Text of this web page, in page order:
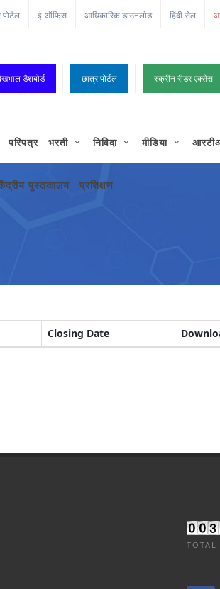
ई-ऑफिस आधिकारिक डाउनलोड हिंदी सेल
डैशबोर्ड छात्र पोर्टल स्क्रीन रीडर एक्सेस
परिपत्र भरती निविदा मीडिया
पुस्तकालय प्रशिक्षण
Closing Date